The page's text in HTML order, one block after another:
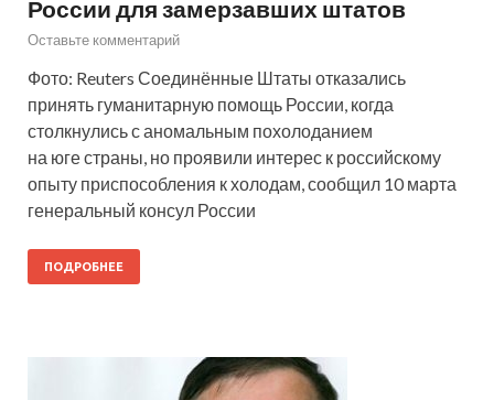
России для замерзавших штатов
Оставьте комментарий
Фото: Reuters Соединённые Штаты отказались
принять гуманитарную помощь России, когда
столкнулись с аномальным похолоданием
на юге страны, но проявили интерес к российскому
опыту приспособления к холодам, сообщил 10 марта
генеральный консул России
ПОДРОБНЕЕ